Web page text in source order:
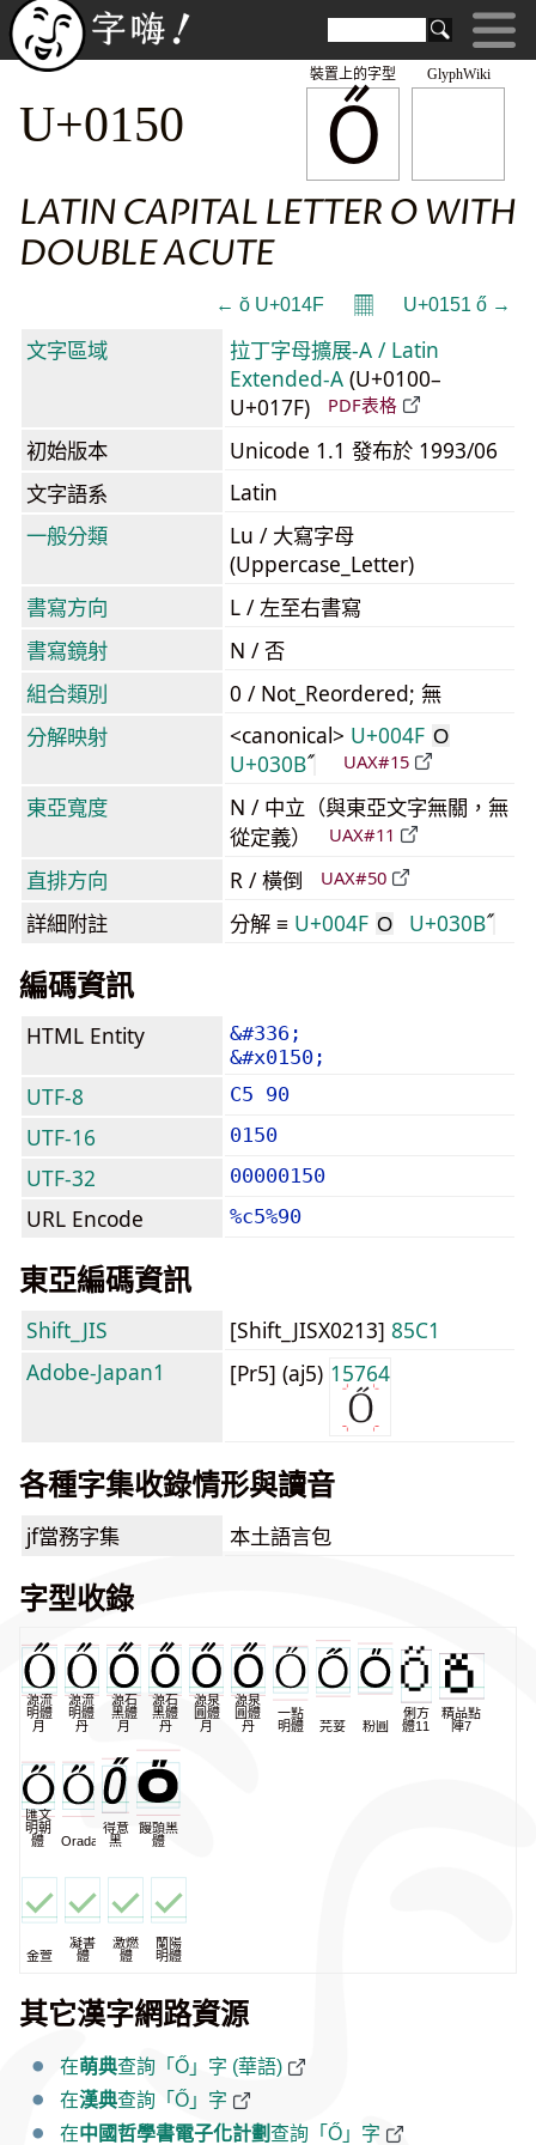
GlyphWiki
Ő
裝置上的字型
U+0150
LATIN CAPITAL LETTER O WITH
DOUBLE ACUTE
← ŏ U+014F 𝄜 U+0151 ő →
文字區域
拉丁字母擴展-A / Latin
Extended-A (U+0100–
U+017F)
PDF表格
初始版本
Unicode 1.1 發布於 1993/06
文字語系
Latin
一般分類
Lu / 大寫字母
(Uppercase_Letter)
書寫方向
L / 左至右書寫
書寫鏡射
N / 否
組合類別
0 / Not_Reordered; 無
分解映射
<canonical> U+004F O
U+030B UAX#15
東亞寬度
N / 中立（與東亞文字無關，無
從定義）
UAX#11
直排方向 R / 橫倒 UAX#50
詳細附註 分解 ≡ U+004F O U+030B
編碼資訊
HTML Entity
&#336;
&#x0150;
UTF-8 C5 90
UTF-16 0150
UTF-32 00000150
URL Encode %c5%90
東亞編碼資訊
Shift_JIS [Shift_JISX0213] 85C1
Adobe-Japan1
[Pr5] (aj5) 15764
各種字集收錄情形與讀音
jf當務字集 本土語言包
字型收錄
源流
明體
月
源流
明體
丹
源石
黑體
月
源石
黑體
丹
源泉
圓體
月
源泉
圓體
丹
一點
明體
芫荽 粉圓
俐方
體11
精品點
陣7
匯文
明朝
體
Oradano
得意
黑
饅頭黑
體
金萱
凝書
體
激燃
體
蘭陽
明體
其它漢字網路資源
在萌典查詢「Ő」字 (華語)
在漢典查詢「Ő」字
在中國哲學書電子化計劃查詢「Ő」字